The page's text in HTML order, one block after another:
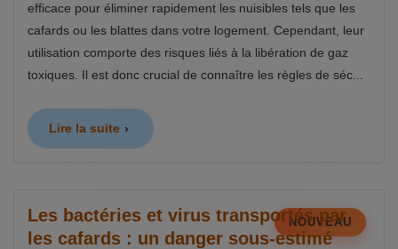
efficace pour éliminer rapidement les nuisibles tels que les
cafards ou les blattes dans votre logement. Cependant, leur
utilisation comporte des risques liés à la libération de gaz
toxiques. Il est donc crucial de connaître les règles de séc...
Lire la suite
NOUVEAU
Les bactéries et virus transportés par
les cafards : un danger sous-estimé